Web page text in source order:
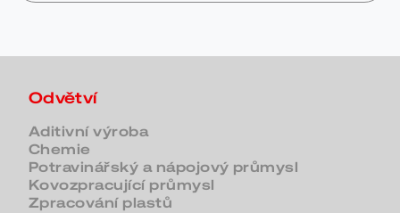
Odvětví
Aditivní výroba
Chemie
Potravinářský a nápojový průmysl
Kovozpracující průmysl
Zpracování plastů